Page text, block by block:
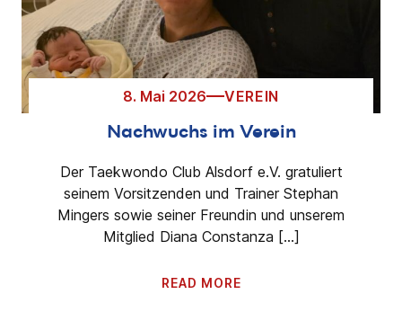
8. Mai 2026 VEREIN
Nachwuchs im Verein
Der Taekwondo Club Alsdorf e.V. gratuliert
seinem Vorsitzenden und Trainer Stephan
Mingers sowie seiner Freundin und unserem
Mitglied Diana Constanza […]
READ MORE